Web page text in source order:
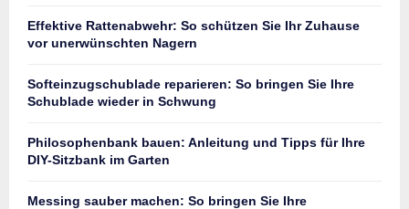
Effektive Rattenabwehr: So schützen Sie Ihr Zuhause
vor unerwünschten Nagern
Softeinzugschublade reparieren: So bringen Sie Ihre
Schublade wieder in Schwung
Philosophenbank bauen: Anleitung und Tipps für Ihre
DIY-Sitzbank im Garten
Messing sauber machen: So bringen Sie Ihre